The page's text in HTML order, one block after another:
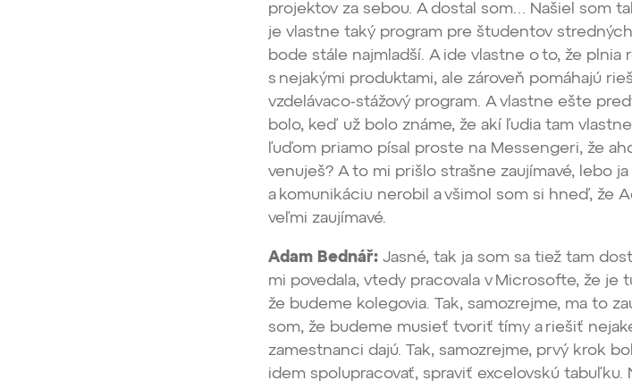
projektov za sebou. A dostal som… Našiel som
je vlastne taký program pre študentov
bode stále najmladší. A ide vlastne o to, že plnia
s nejakými produktami, ale zároveň pomáhajú
vzdelávaco-stážový program. A vlastne ešte
bolo, keď už bolo známe, že akí ľudia tam
ľuďom priamo písal proste na Messengeri, že
venuješ? A to mi prišlo strašne zaujímavé, lebo
a komunikáciu nerobil a všimol som si hneď, že
veľmi zaujímavé.
Adam Bednář:Jasné, tak ja som sa tiež tam
mi povedala, vtedy pracovala v Microsofte, že
že budeme kolegovia. Tak, samozrejme, ma to
som, že budeme musieť tvoriť tímy a riešiť
zamestnanci dajú. Tak, samozrejme, prvý krok
idem spolupracovať, spraviť excelovskú tabuľku.